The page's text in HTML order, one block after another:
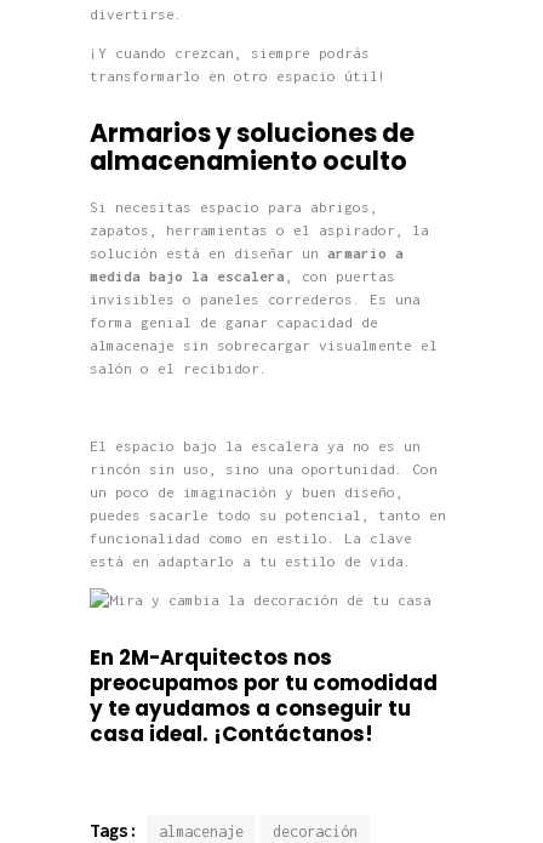
divertirse.
¡Y cuando crezcan, siempre podrás
transformarlo en otro espacio útil!
Armarios y soluciones de
almacenamiento oculto
Si necesitas espacio para abrigos,
zapatos, herramientas o el aspirador, la
solución está en diseñar un armario a
medida bajo la escalera , con puertas
invisibles o paneles correderos. Es una
forma genial de ganar capacidad de
almacenaje sin sobrecargar visualmente el
salón o el recibidor.
El espacio bajo la escalera ya no es un
rincón sin uso, sino una oportunidad. Con
un poco de imaginación y buen diseño,
puedes sacarle todo su potencial, tanto en
funcionalidad como en estilo. La clave
está en adaptarlo a tu estilo de vida.
En 2M-Arquitectos nos
preocupamos por tu comodidad
y te ayudamos a conseguir tu
casa ideal. ¡Contáctanos!
Tags: almacenaje decoración